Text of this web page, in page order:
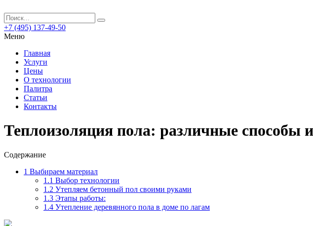
+7 (495) 137-49-50
Меню
Главная
Услуги
Цены
О технологии
Палитра
Статьи
Контакты
Теплоизоляция пола: различные способы
Содержание
1 Выбираем материал
1.1 Выбор технологии
1.2 Утепляем бетонный пол своими руками
1.3 Этапы работы:
1.4 Утепление деревянного пола в доме по лагам